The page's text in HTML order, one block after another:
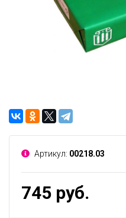
Артикул: 00218.03
745 руб.